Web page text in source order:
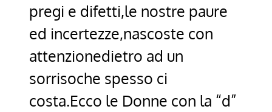
pregi e difetti,le nostre paure
ed incertezze,nascoste con
attenzionedietro ad un
sorrisoche spesso ci
costa.Ecco le Donne con la “d”